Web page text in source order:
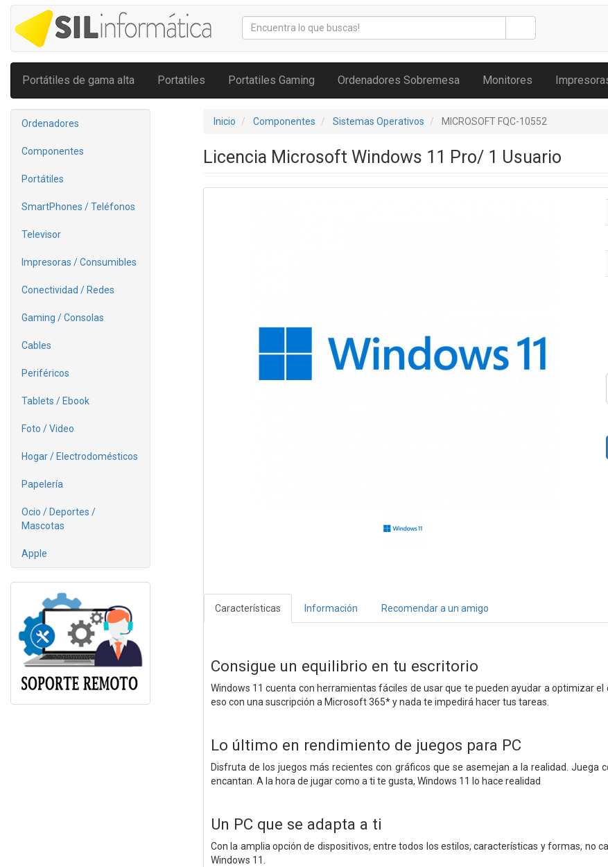
Portátiles de gama alta Portatiles Portatiles Gaming Ordenadores Sobremesa Monitores
Ordenadores
Componentes
Portátiles
SmartPhones / Teléfonos
Televisor
Impresoras / Consumibles
Conectividad / Redes
Gaming / Consolas
Cables
Periféricos
Tablets / Ebook
Foto / Video
Hogar / Electrodomésticos
Papelería
Ocio / Deportes /
Mascotas
Apple
Inicio Componentes Sistemas Operativos MICROSOFT FQC-10552
Licencia Microsoft Windows 11 Pro/ 1 Usuario
Características Información Recomendar a un amigo
Consigue un equilibrio en tu escritorio
Windows 11 cuenta con herramientas fáciles de usar que te pueden ayudar a optimizar
eso con una suscripción a Microsoft 365* y nada te impedirá hacer tus tareas.
Lo último en rendimiento de juegos para PC
Disfruta de los juegos más recientes con gráficos que se asemejan a la realidad. Juega
encantan. A la hora de jugar como a ti te gusta, Windows 11 lo hace realidad
Un PC que se adapta a ti
Con la amplia opción de dispositivos, entre todos los estilos, características y formas, no
Windows 11.